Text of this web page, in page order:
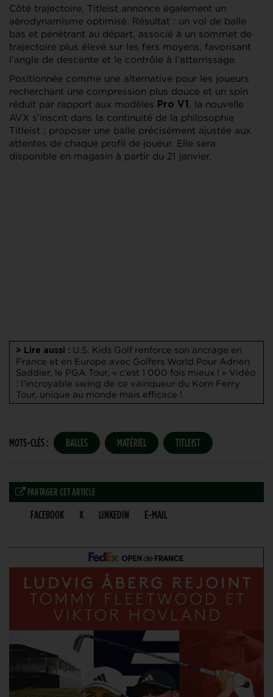
Côté trajectoire, Titleist annonce également un
aérodynamisme optimisé. Résultat : un vol de balle
bas et pénétrant au départ, associé à un sommet de
trajectoire plus élevé sur les fers moyens, favorisant
l’angle de descente et le contrôle à l’atterrissage.
Positionnée comme une alternative pour les joueurs
recherchant une compression plus douce et un spin
réduit par rapport aux modèles Pro V1 , la nouvelle
AVX s’inscrit dans la continuité de la philosophie
Titleist : proposer une balle précisément ajustée aux
attentes de chaque profil de joueur. Elle sera
disponible en magasin à partir du 21 janvier.
> Lire aussi : U.S. Kids Golf renforce son ancrage en
France et en Europe avec Golfers World Pour Adrien
Saddier, le PGA Tour, « c’est 1 000 fois mieux ! » Vidéo
: l’incroyable swing de ce vainqueur du Korn Ferry
Tour, unique au monde mais efficace !
MOTS-CLÉS : BALLES MATÉRIEL TITLEIST
PARTAGER CET ARTICLE
FACEBOOK X LINKEDIN E-MAIL